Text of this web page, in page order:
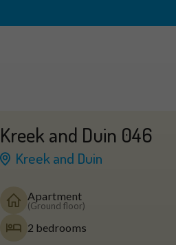
Kreek and Duin 046
Kreek and Duin
Apartment
(Ground floor)
2 bedrooms